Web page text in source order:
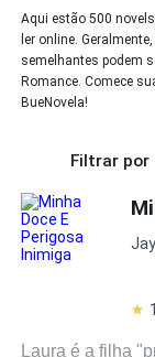
Aqui estão 500
ler online.
semelhantes podem
Romance. Comece
BueNovela!
Filtrar por
Laura é a filha